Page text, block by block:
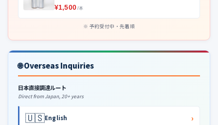
¥1,500 /本
予約受付中・先着順
🌐 Overseas Inquiries
日本直接調達ルート
Direct from Japan, 20+ years
🇺🇸English ›